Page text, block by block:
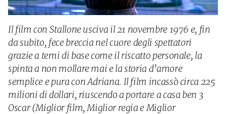
Il film con Stallone usciva il 21 novembre 1976 e, fin
da subito, fece breccia nel cuore degli spettatori
grazie a temi di base come il riscatto personale, la
spinta a non mollare mai e la storia d’amore
semplice e pura con Adriana. Il film incassò circa 225
milioni di dollari, riuscendo a portare a casa ben 3
Oscar (Miglior film, Miglior regia e Miglior